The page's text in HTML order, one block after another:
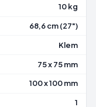
10 kg
68,6 cm (27")
Klem
75 x 75 mm
100 x 100 mm
1